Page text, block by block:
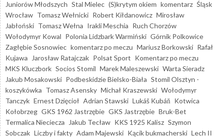
Juniorów Młodszych Stal Mielec (S)krytym okiem komentarz Śląsk
Wrocław Tomasz Wełnicki Robert Kiłdanowicz Mirosław
Jabłoński Tomasz Wełna Irakli Meschia Ruch Chorzów
Wołodymyr Kowal Polonia Lidzbark Warmiński Górnik Polkowice
Zagłębie Sosnowiec komentarz po meczu Mariusz Borkowski Rafał
Kujawa
Jarosław Ratajczak Polsat Sport Komentarz po meczu
MKS Kluczbork Socios Stomil Marek Maleszewski Warta Sieradz
Jakub Mosakowski Podbeskidzie Bielsko-Biała Stomil Olsztyn -
koszykówka Tomasz Asensky Michał Kraszewski Wołodymyr
Tanczyk Ernest Dzięcioł Adrian Stawski Lukáš Kubáň Kotwica
Kołobrzeg GKS 1962 Jastrzębie GKS Jastrzębie Bruk-Bet
Termalica Nieciecza
Jakub Tecław KKS 1925 Kalisz Szymon
Sobczak Liczby i fakty Adam Majewski Kącik bukmacherski Lech II